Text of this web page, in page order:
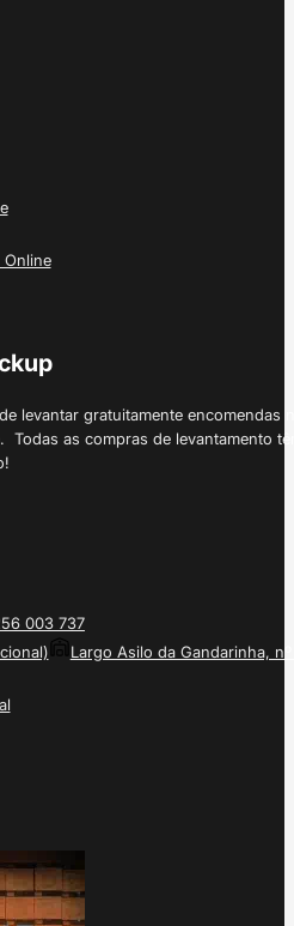
Online
levantar gratuitamente
Todas as compras de levantamento
003 737
Largo Asilo da Gandarinha, nº